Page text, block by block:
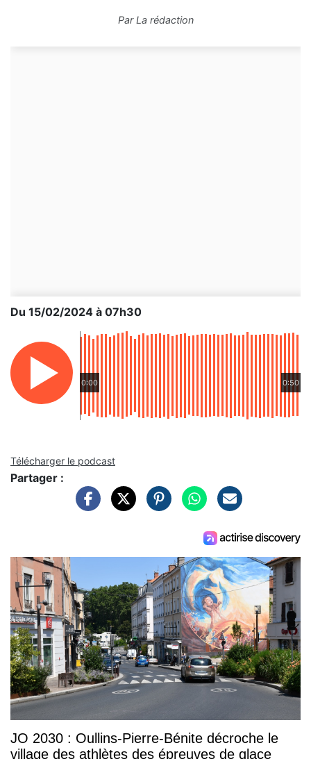
ParLa rédaction
Du 15/02/2024 à 07h30
0:00 0:50
Télécharger le podcast
Partager :
JO 2030 : Oullins-Pierre-Bénite décroche le
village des athlètes des épreuves de glace